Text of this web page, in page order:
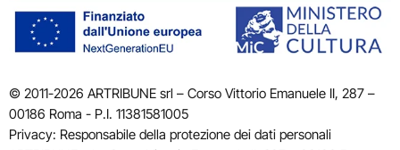
© 2011-2026 ARTRIBUNE srl – Corso Vittorio Emanuele II, 287 –
00186 Roma - P.I. 11381581005
Privacy: Responsabile della protezione dei dati personali